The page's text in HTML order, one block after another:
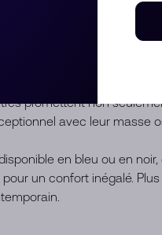
est une œuvre d'art
cadran guilloché,
du poignet.
avec un boîtier en acier
de 44 mm. Équipés du
promettent non
avec leur masse
en bleu ou en noir,
un confort inégalé.